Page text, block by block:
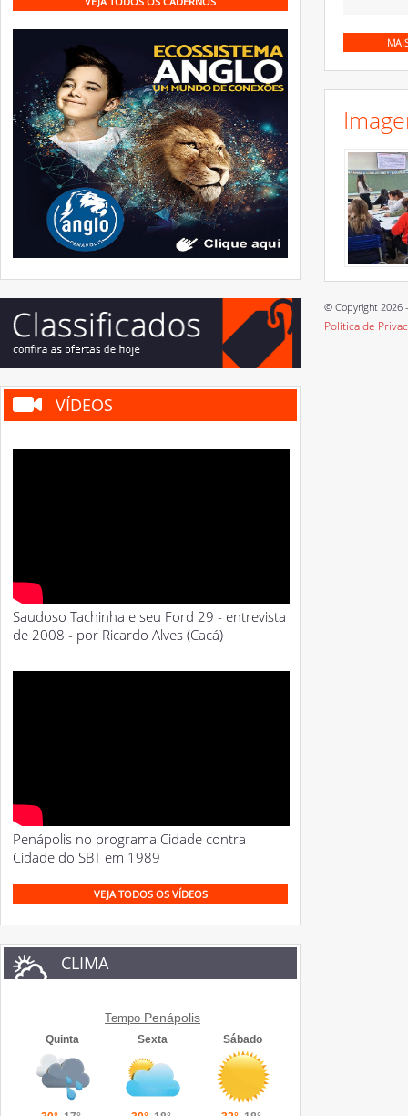
VÍDEOS
Saudoso Tachinha e seu Ford 29 - entrevista
de 2008 - por Ricardo Alves (Cacá)
Penápolis no programa Cidade contra
Cidade do SBT em 1989
VEJA TODOS OS VÍDEOS
CLIMA
Tempo Penápolis
© Copyright 2026
Política de